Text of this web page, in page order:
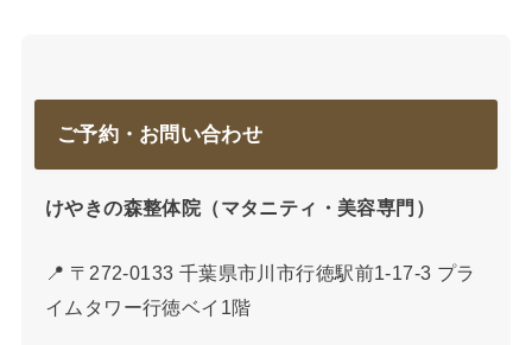
ご予約・お問い合わせ
けやきの森整体院（マタニティ・美容専門）
📍 〒272-0133 千葉県市川市行徳駅前1-17-3 プラ
イムタワー行徳ベイ1階